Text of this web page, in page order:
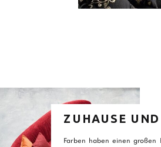
Farben haben einen großen
ZUHAUSE